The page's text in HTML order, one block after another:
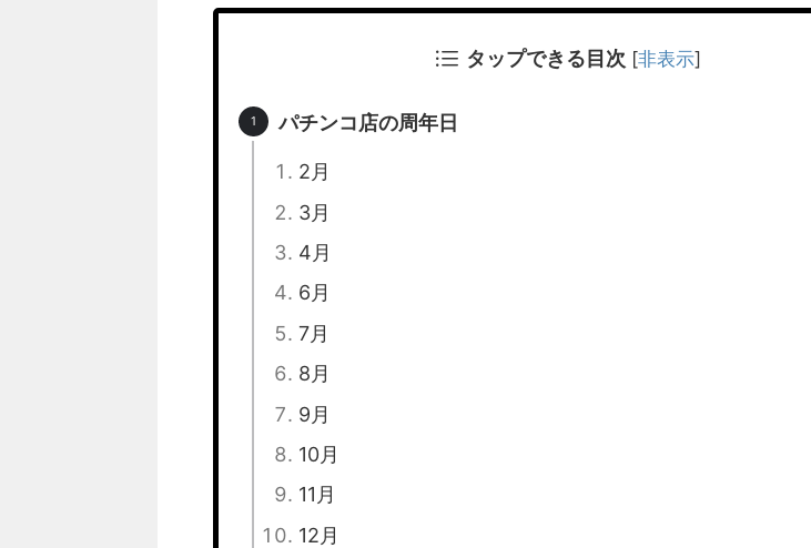
タップできる目次 [非表示]
パチンコ店の周年日
2月
3月
4月
6月
7月
8月
9月
10月
11月
12月